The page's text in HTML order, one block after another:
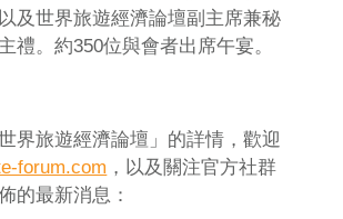
及世界旅遊經濟論壇副主席兼秘
禮。約350位與會者出席午宴。
界旅遊經濟論壇」的詳情，歡迎
forum.com ，以及關注官方社群
的最新消息：